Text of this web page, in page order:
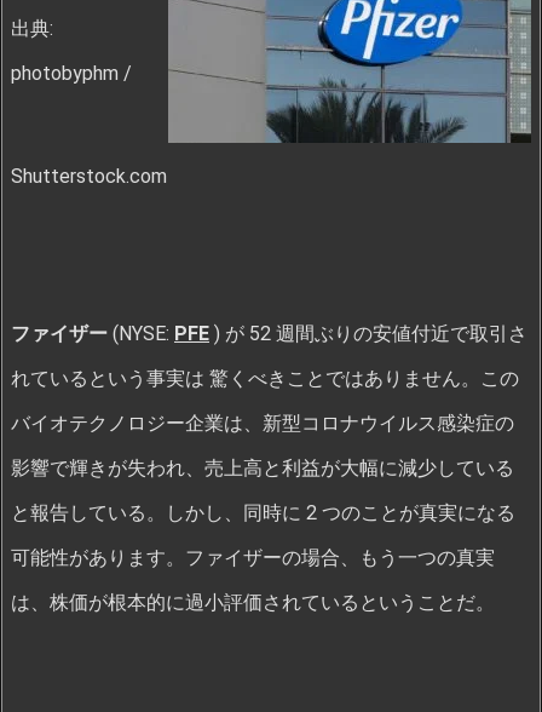
出典:
photobyphm /
Shutterstock.com
ファイザー (NYSE: PFE ) が 52 週間ぶりの安値付近で取引さ
れているという事実は 驚くべきことではありません。この
バイオテクノロジー企業は、新型コロナウイルス感染症の
影響で輝きが失われ、売上高と利益が大幅に減少している
と報告している。しかし、同時に 2 つのことが真実になる
可能性があります。ファイザーの場合、もう一つの真実
は、株価が根本的に過小評価されているということだ。